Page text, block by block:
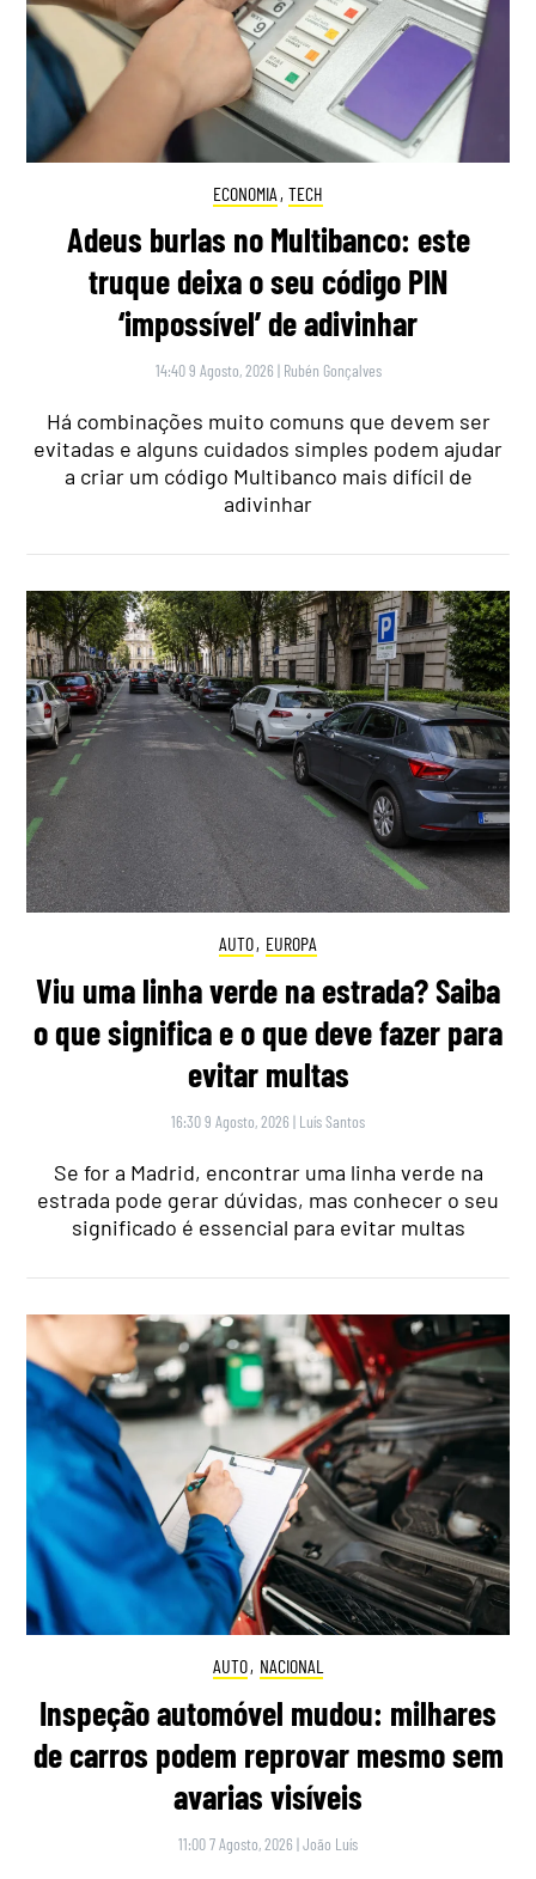
ECONOMIA , TECH
Adeus burlas no Multibanco: este
truque deixa o seu código PIN
‘impossível’ de adivinhar
14:40 9 Agosto, 2026 | Rubén Gonçalves
Há combinações muito comuns que devem ser
evitadas e alguns cuidados simples podem ajudar
a criar um código Multibanco mais difícil de
adivinhar
AUTO, EUROPA
Viu uma linha verde na estrada? Saiba
o que significa e o que deve fazer para
evitar multas
16:30 9 Agosto, 2026 | Luís Santos
Se for a Madrid, encontrar uma linha verde na
estrada pode gerar dúvidas, mas conhecer o seu
significado é essencial para evitar multas
AUTO, NACIONAL
Inspeção automóvel mudou: milhares
de carros podem reprovar mesmo sem
avarias visíveis
11:00 7 Agosto, 2026 |João Luís